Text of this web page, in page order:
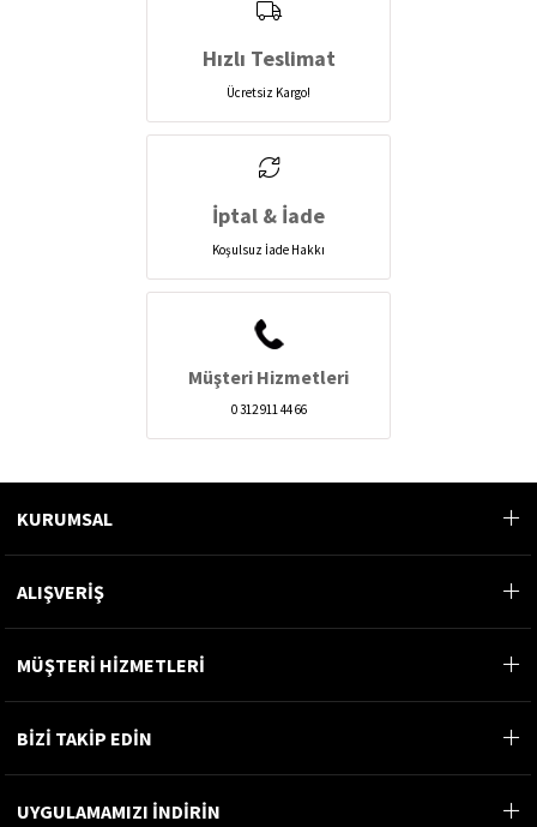
Hızlı Teslimat
Ücretsiz Kargo!
İptal & İade
Koşulsuz İade Hakkı
Müşteri Hizmetleri
0 312 911 44 66
KURUMSAL
ALIŞVERİŞ
MÜŞTERİ HİZMETLERİ
BİZİ TAKİP EDİN
UYGULAMAMIZI İNDİRİN